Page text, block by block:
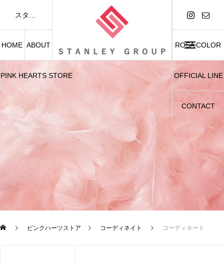
HOME ABOUT
PINK HEARTS STORE
ROSA COLOR
OFFICIAL LINE
CONTACT
ピンクハーツストア コーディネイト コーディネート